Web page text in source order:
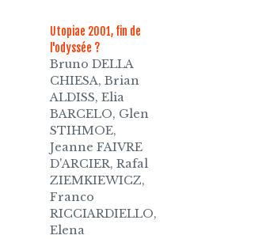
Utopiae 2001, fin de
l'odyssée ?
Bruno DELLA
CHIESA, Brian
ALDISS, Elia
BARCELO, Glen
STIHMOE,
Jeanne FAIVRE
D'ARCIER, Rafal
ZIEMKIEWICZ,
Franco
RICCIARDIELLO,
Elena